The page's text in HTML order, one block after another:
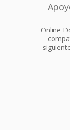
Online